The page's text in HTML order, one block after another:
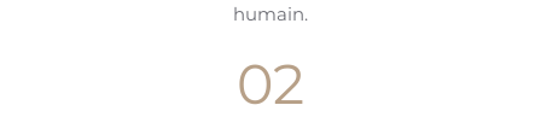
humain.
02